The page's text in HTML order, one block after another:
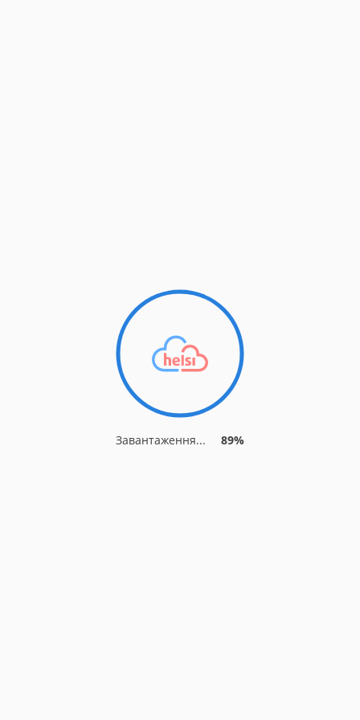
Завантаження... 89%